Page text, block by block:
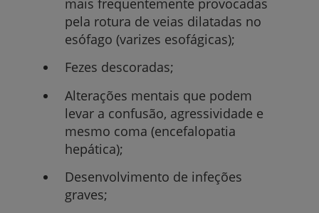
mais frequentemente provocadas
pela rotura de veias dilatadas no
esófago (varizes esofágicas);
Fezes descoradas;
Alterações mentais que podem
levar a confusão, agressividade e
mesmo coma (encefalopatia
hepática);
Desenvolvimento de infeções
graves;